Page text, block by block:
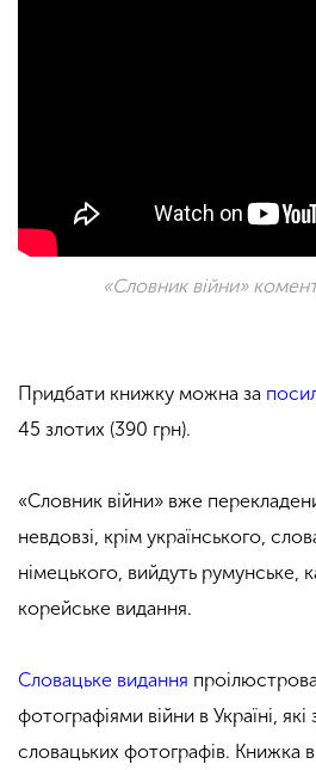
«Словник війни»
Придбати книжку можна за
45 злотих (390 грн).
«Словник війни» вже
невдовзі, крім українського,
німецького, вийдуть румунське,
корейське видання.
Словацьке видання
фотографіями війни в Україні,
словацьких фотографів. Книжка